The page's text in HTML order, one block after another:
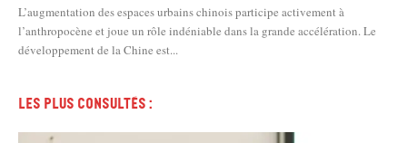
L’augmentation des espaces urbains chinois participe activement à
l’anthropocène et joue un rôle indéniable dans la grande accélération. Le
développement de la Chine est...
Les plus consultés :